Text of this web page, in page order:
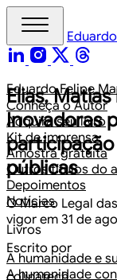
Eduardo Felipe
Conheça o Autor
Adquira seu livro
Kit de imprensa
Amostra gratuita
Outros títulos do
Depoimentos
Notícias
Livros
A humanidade e
A humanidade
Elias,
Inovadoras
públicas
O Marco Legal
vigor em 31 de
Escrito por
colinatech